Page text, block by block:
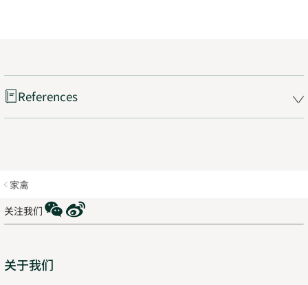
References
家禽
关注我们
WeChat
Weibo
Sitemap
关于我们